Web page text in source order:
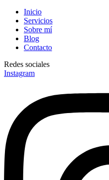
Inicio
Servicios
Sobre mí
Blog
Contacto
Redes sociales
Instagram